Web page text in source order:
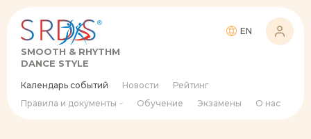
SMOOTH & RHYTHM
DANCE STYLE
EN
Календарь событий Новости
Рейтинг
Правила и документы
Обучение Экзамены О нас